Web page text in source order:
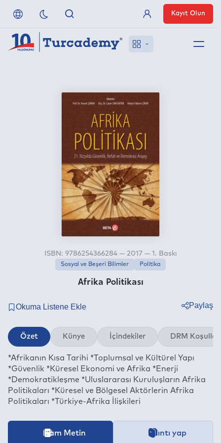
Referanslarımız
Anlaşmalı Yayınevleri
Üye Girişi
Kayıt Olun
Afrika Politikası
ISBN: 9786254366284 — 2017 — 1. Baskı
Sosyal ve Beşeri Bilimler Politika
Paylaş
Twitter
Linkedin
Whatsapp
Telegram
Özet Künye İçindekiler DRM Koşulları
*Afrikanın Kısa Tarihi *Toplumsal ve Kültürel Yapı
*Güvenlik *Küresel Ekonomi ve Afrika *Enerji
*Demokratikleşme *Uluslararası Kuruluşların Afrika
Politikaları *Küresel ve Bölgesel Aktörlerin Afrika
Politikaları *Türkiye-Afrika İlişkileri
İçeriğe ait içindekiler bölümünün aktarımı devam
Bu kitap aşağıdakiDijital Hak Yönetimi (DRM) Koşullarıyla
Tam Metin Alıntı yap